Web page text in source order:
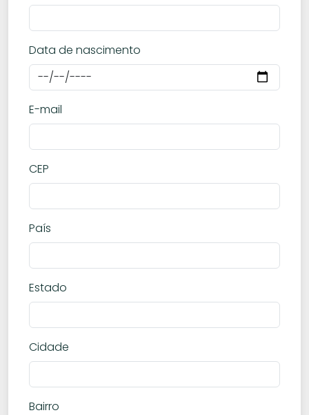
Data de nascimento
E-mail
CEP
País
Estado
Cidade
Bairro